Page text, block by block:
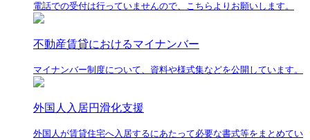
電話での受付は行っていませんので、こちらよりお願いします。
不動産賃貸におけるマイナンバー
マイナンバー制度について、資料や様式集などを公開しています。
外国人入居円滑化支援
外国人が賃貸住宅へ入居するにあたって必要な書式等をまとめてい